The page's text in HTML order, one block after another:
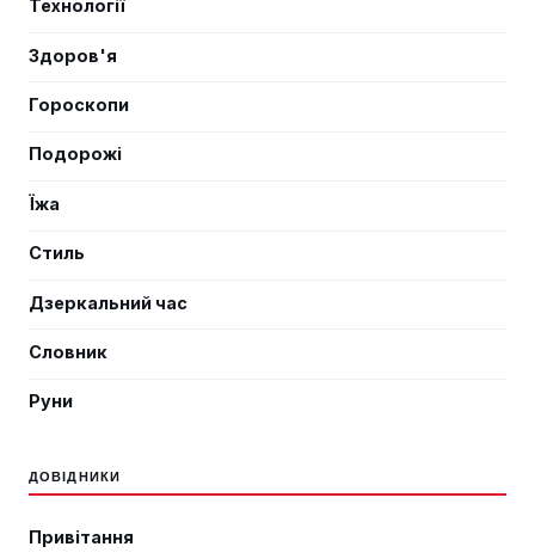
Технології
Здоров'я
Гороскопи
Подорожі
Їжа
Стиль
Дзеркальний час
Словник
Руни
ДОВІДНИКИ
Привітання